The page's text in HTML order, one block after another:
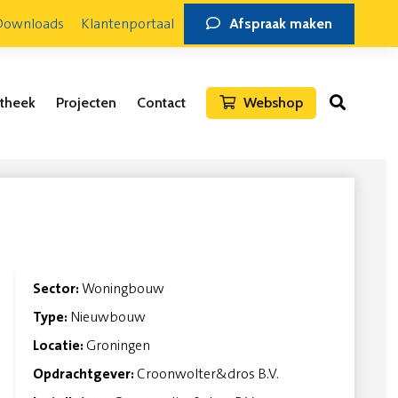
Klantenportaal Afspraak maken
Transformatie
Bedrijfsgebouwen
Projecten Contact Webshop
Sector:Woningbouw
Type: Nieuwbouw
Locatie: Groningen
Opdrachtgever: Croonwolter&dros B.V.